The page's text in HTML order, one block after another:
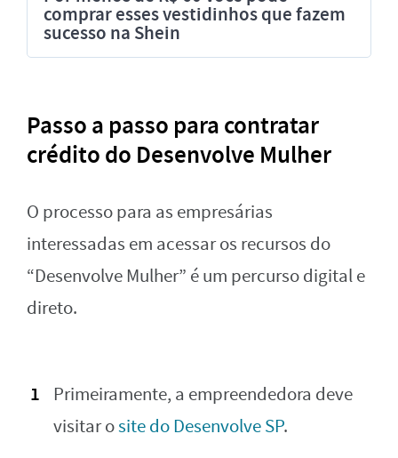
comprar esses vestidinhos que fazem
sucesso na Shein
Passo a passo para contratar
crédito do Desenvolve Mulher
O processo para as empresárias
interessadas em acessar os recursos do
“Desenvolve Mulher” é um percurso digital e
direto.
Primeiramente, a empreendedora deve
visitar osite do Desenvolve SP.